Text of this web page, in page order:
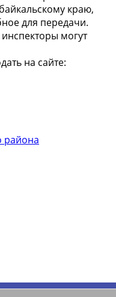
краю,
для передачи.
могут
на сайте:
района